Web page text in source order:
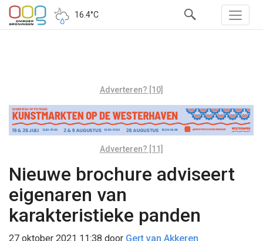
16.4°C
Adverteren? [10]
Adverteren? [11]
Nieuwe brochure adviseert
eigenaren van
karakteristieke panden
27 oktober 2021 11:38 door Gert van Akkeren